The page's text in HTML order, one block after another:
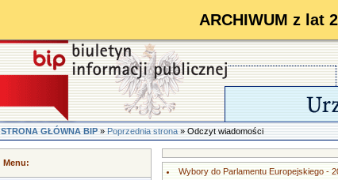
ARCHIWUM z lat
STRONA GŁÓWNA BIP»Poprzednia strona» Odczyt wiadomości
Menu:
Wybory do Parlamentu Europejskiego -